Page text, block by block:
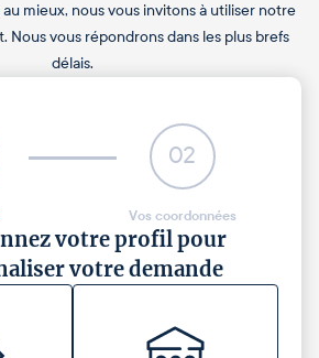
mieux, nous vous invitons à utiliser notre
Nous vous répondrons dans les plus brefs
délais.
02
Vos coordonnées
votre profil pour
votre demande